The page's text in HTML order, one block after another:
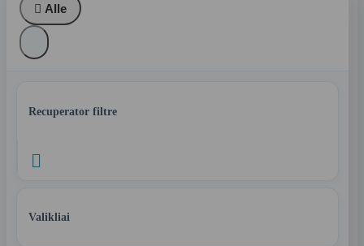
 Alle
Recuperator filtre

Valikliai